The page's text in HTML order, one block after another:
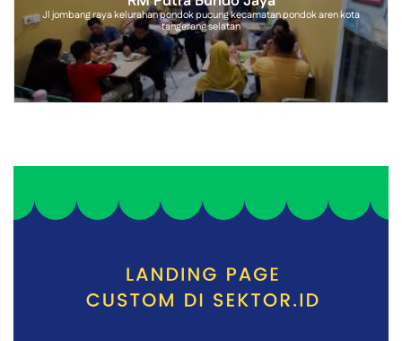
Jl jombang raya kelurahan pondok pucung kecamatan pondok aren kota
tangerang selatan